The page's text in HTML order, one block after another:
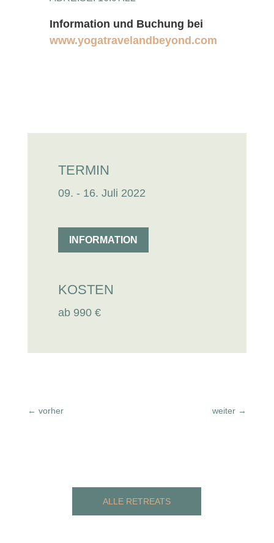
Information und Buchung bei
www.yogatravelandbeyond.com
TERMIN
09. - 16. Juli 2022
INFORMATION
KOSTEN
ab 990 €
← vorher weiter →
ALLE RETREATS